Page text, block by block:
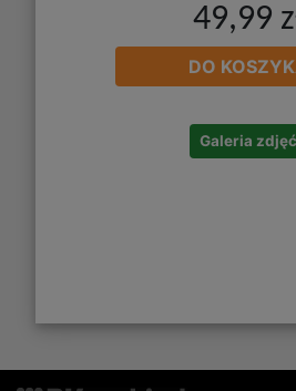
49,99
DO
Galeria zdjęć